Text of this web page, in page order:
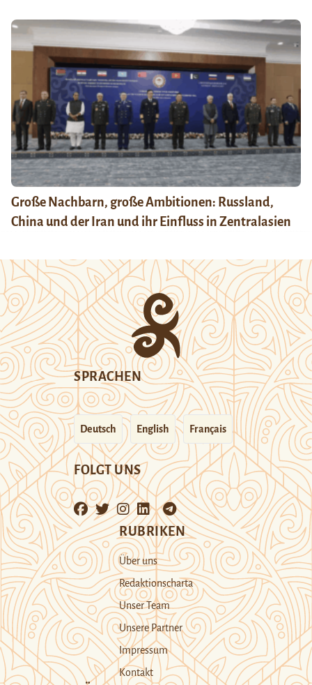
Große Nachbarn, große Ambitionen: Russland,
China und der Iran und ihr Einfluss in Zentralasien
SPRACHEN
Deutsch English Français
FOLGT UNS
RUBRIKEN
Über uns
Redaktionscharta
Unser Team
Unsere Partner
Impressum
Kontakt